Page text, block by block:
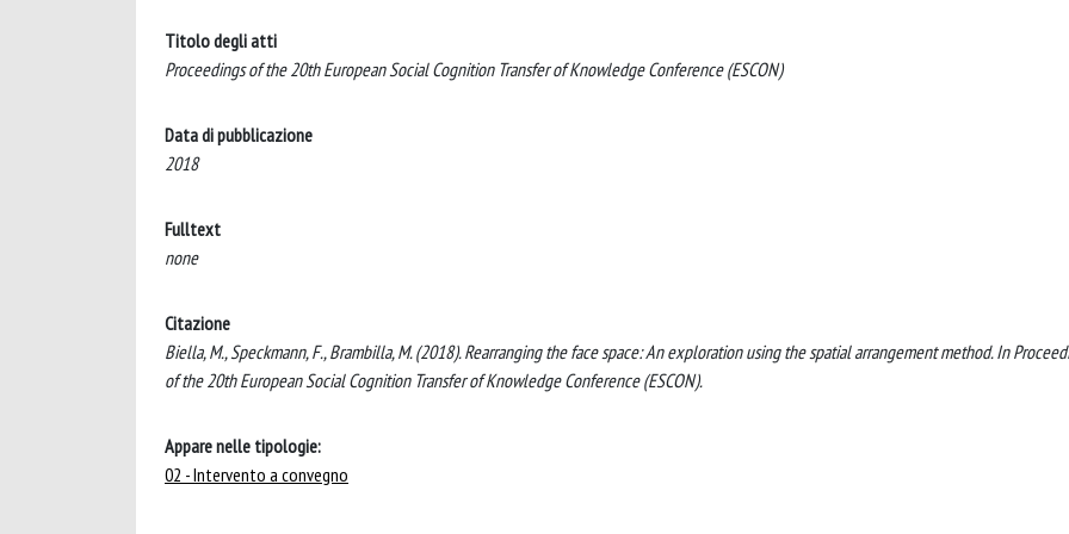
Titolo degli atti
Proceedings of the 20th European Social Cognition Transfer of Knowledge Conference (ESCON)
Data di pubblicazione
2018
Fulltext
none
Citazione
Biella, M., Speckmann, F., Brambilla, M. (2018). Rearranging the face space: An exploration using the spatial arrangement method. In
of the 20th European Social Cognition Transfer of Knowledge Conference (ESCON).
Appare nelle tipologie:
02 - Intervento a convegno